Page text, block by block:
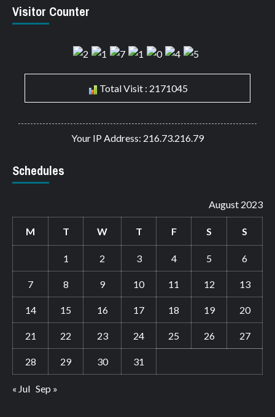
Visitor Counter
Total Visit : 2171045
Your IP Address: 216.73.216.79
Schedules
August 2023
M T W T F S S
1 2 3 4 5 6
7 8 9 10 11 12 13
14 15 16 17 18 19 20
21 22 23 24 25 26 27
28 29 30 31
« Jul Sep »